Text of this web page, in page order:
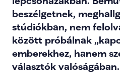
beszélgetnek,
stúdiókban, nem
között próbálnak
emberekhez, hanem
választók valóságában.